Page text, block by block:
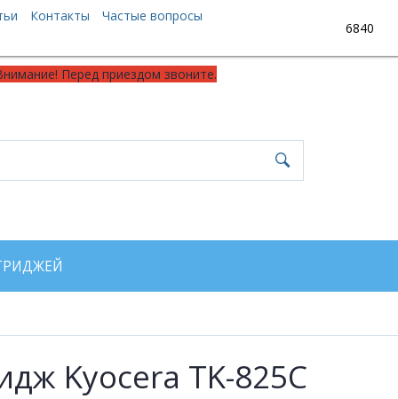
Контакты
Частые вопросы
6840
Перед приездом звоните.
Kyocera TK-825C